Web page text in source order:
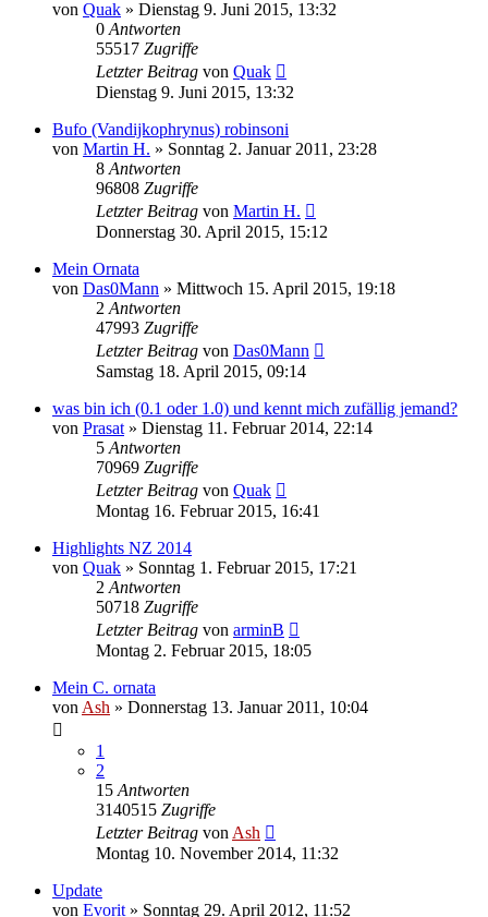
von Quak » Dienstag 9. Juni 2015, 13:32
0 Antworten
55517 Zugriffe
Letzter Beitrag von Quak
Dienstag 9. Juni 2015, 13:32
Bufo (Vandijkophrynus) robinsoni
von Martin H. » Sonntag 2. Januar 2011, 23:28
8 Antworten
96808 Zugriffe
Letzter Beitrag von Martin H.
Donnerstag 30. April 2015, 15:12
Mein Ornata
von Das0Mann » Mittwoch 15. April 2015, 19:18
2 Antworten
47993 Zugriffe
Letzter Beitrag von Das0Mann
Samstag 18. April 2015, 09:14
was bin ich (0.1 oder 1.0) und kennt mich zufällig jemand?
von Prasat » Dienstag 11. Februar 2014, 22:14
5 Antworten
70969 Zugriffe
Letzter Beitrag von Quak
Montag 16. Februar 2015, 16:41
Highlights NZ 2014
von Quak » Sonntag 1. Februar 2015, 17:21
2 Antworten
50718 Zugriffe
Letzter Beitrag von arminB
Montag 2. Februar 2015, 18:05
Mein C. ornata
von Ash » Donnerstag 13. Januar 2011, 10:04
1
2
15 Antworten
3140515 Zugriffe
Letzter Beitrag von Ash
Montag 10. November 2014, 11:32
Update
von Evorit » Sonntag 29. April 2012, 11:52